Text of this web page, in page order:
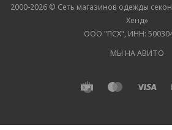
2000-2026 © Сеть магазинов одежды
Хенд»
ООО "ПСХ", ИНН:
МЫ НА АВИТО